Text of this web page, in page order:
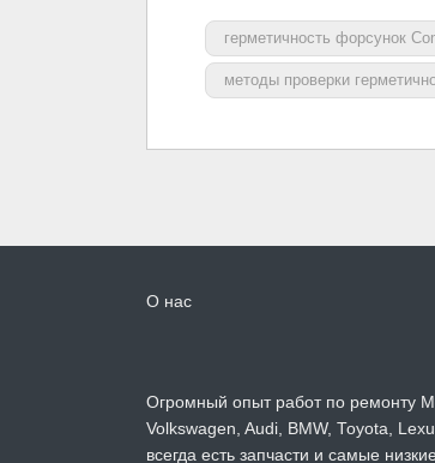
герметичность форсунок
методы проверки
О нас
Огромный опыт работ по ремонту
Volkswagen, Audi, BMW, Toyota,
всегда есть запчасти и самые